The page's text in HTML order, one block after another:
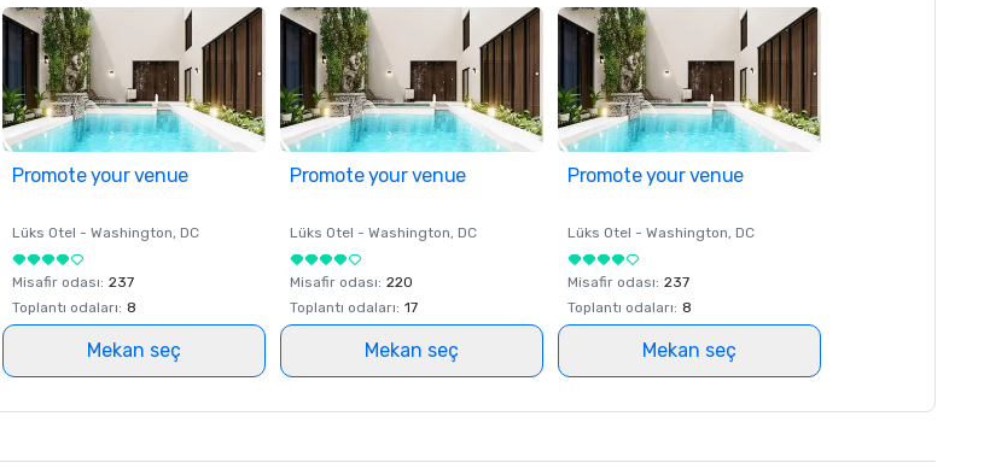
Promote your venue
Lüks Otel - Washington, DC
Misafir odası: 237
Toplantı odaları: 8
Mekan seç
Promote your venue
Lüks Otel - Washington, DC
Misafir odası: 220
Toplantı odaları: 17
Mekan seç
Promote your venue
Lüks Otel - Washington, DC
Misafir odası: 237
Toplantı odaları: 8
Mekan seç